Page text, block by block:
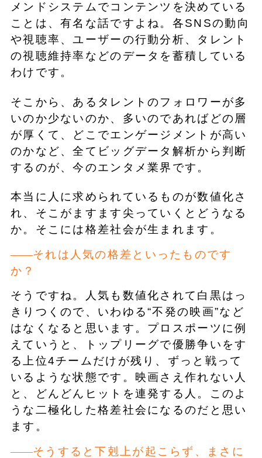
メンドシステムでコンテンツを決めている
ことは、有名な話ですよね。各SNSの動向
や視聴率、ユーザーの行動分析、タレント
の視聴維持率などのデータを蓄積している
わけです。
そこから、あるタレントのフォロワーが多
いのか少ないのか、多いのであればどの層
が厚くて、どこでエンゲージメントが高い
のかなど、全てビッグデータ解析から判断
するのが、今のエンタメ業界です。
本当に人に求められているものが数値化さ
れ、そこがますます尖っていくとどうなる
か。そこには格差社会が生まれます。
それは人気の格差といったものです
か？
そうですね。人気も数値化されて白黒はっ
きりつくので、いわゆる“不発の映画”など
はなくなると思います。プロスポーツに例
えていうと、トップリーグで優勝争いをす
る上位4チームだけが残り、ずっと戦って
いるような状態です。映画さえ作れない人
と、どんどんヒットを連発する人。このよ
うな二極化した格差社会になるのだと思い
ます。
そうすると下剋上が起こらず、まさに